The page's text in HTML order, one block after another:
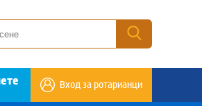
Вход за ротарианци